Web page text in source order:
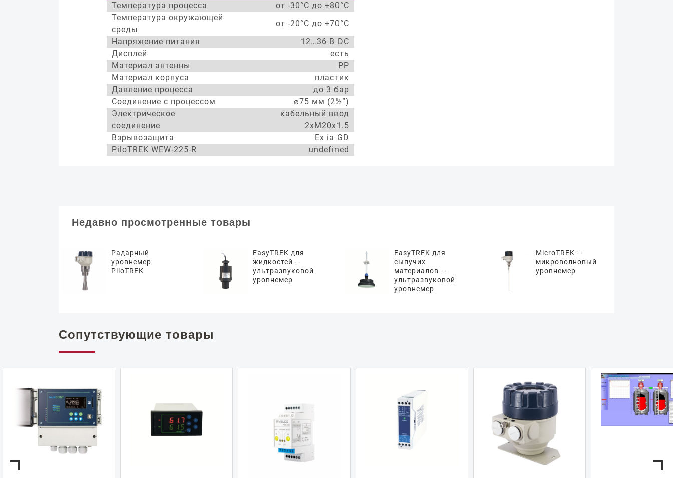
Температура процесса
от -30°С до +80°С
Температура окружающей
среды
от -20°С до +70°С
Напряжение питания
12…36 В DC
Дисплей
есть
Материал антенны
PP
Материал корпуса
пластик
Давление процесса
до 3 бар
Соединение с процессом
⌀75 мм (2½”)
Электрическое
соединение
кабельный ввод
2xM20x1.5
Взрывозащита
Ex ia GD
PiloTREK WEW-225-R
undefined
Недавно просмотренные товары
Радарный
уровнемер
PiloTREK
EasyTREK для
жидкостей —
ультразвуковой
уровнемер
EasyTREK для
сыпучих
материалов —
ультразвуковой
уровнемер
MicroTREK —
микроволновый
уровнемер
Сопутствующие товары